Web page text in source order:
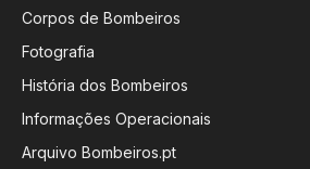
Corpos de Bombeiros
Fotografia
História dos Bombeiros
Informações Operacionais
Arquivo Bombeiros.pt